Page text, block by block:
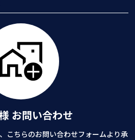
お問い合わせ
こちらのお問い合わせフォームより承